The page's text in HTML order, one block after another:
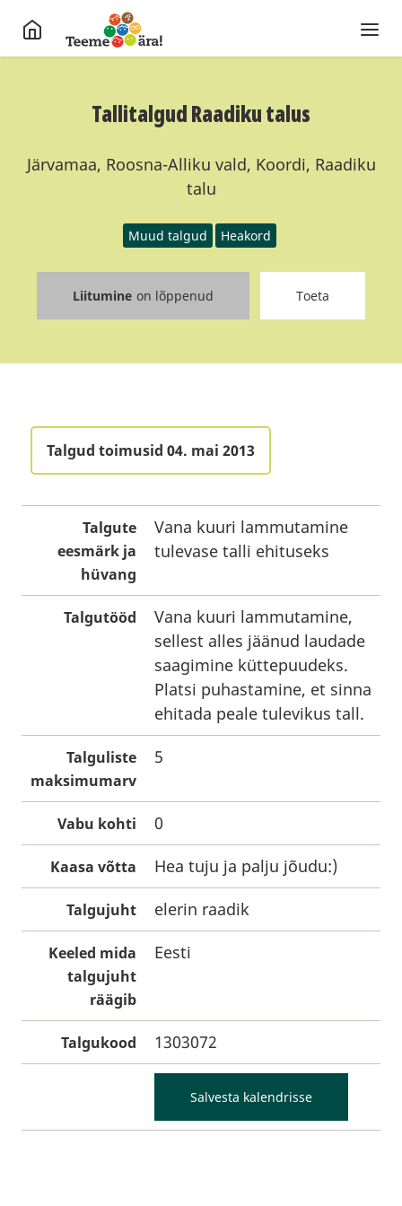
Tallitalgud Raadiku talus
Järvamaa, Roosna-Alliku vald, Koordi, Raadiku
talu
Muud talgud Heakord
Liitumine on lõppenud Toeta
Talgud toimusid 04. mai 2013
Talgute
eesmärk ja
hüvang
Vana kuuri lammutamine
tulevase talli ehituseks
Talgutööd
Vana kuuri lammutamine,
sellest alles jäänud laudade
saagimine küttepuudeks.
Platsi puhastamine, et sinna
ehitada peale tulevikus tall.
Talguliste
maksimumarv
5
Vabu kohti 0
Kaasa võtta Hea tuju ja palju jõudu:)
Talgujuht elerin raadik
Keeled mida
talgujuht
räägib
Eesti
Talgukood 1303072
Salvesta kalendrisse